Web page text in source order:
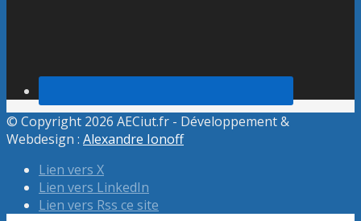
© Copyright 2026 AECiut.fr - Développement &
Webdesign : Alexandre Ionoff
Lien vers X
Lien vers LinkedIn
Lien vers Rss ce site